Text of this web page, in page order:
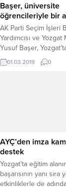
Başer, üniversite
öğrencileriyle bir
AK Parti Seçim İşleri
Yardımcısı ve
Yusuf Başer,
gören üniversite
sosyal ve kültürel
01.03.2019 0
AYÇ’den imza
destek
Yozgat’ta eğitim
başarısının yanı sıra
etkinliklerle de